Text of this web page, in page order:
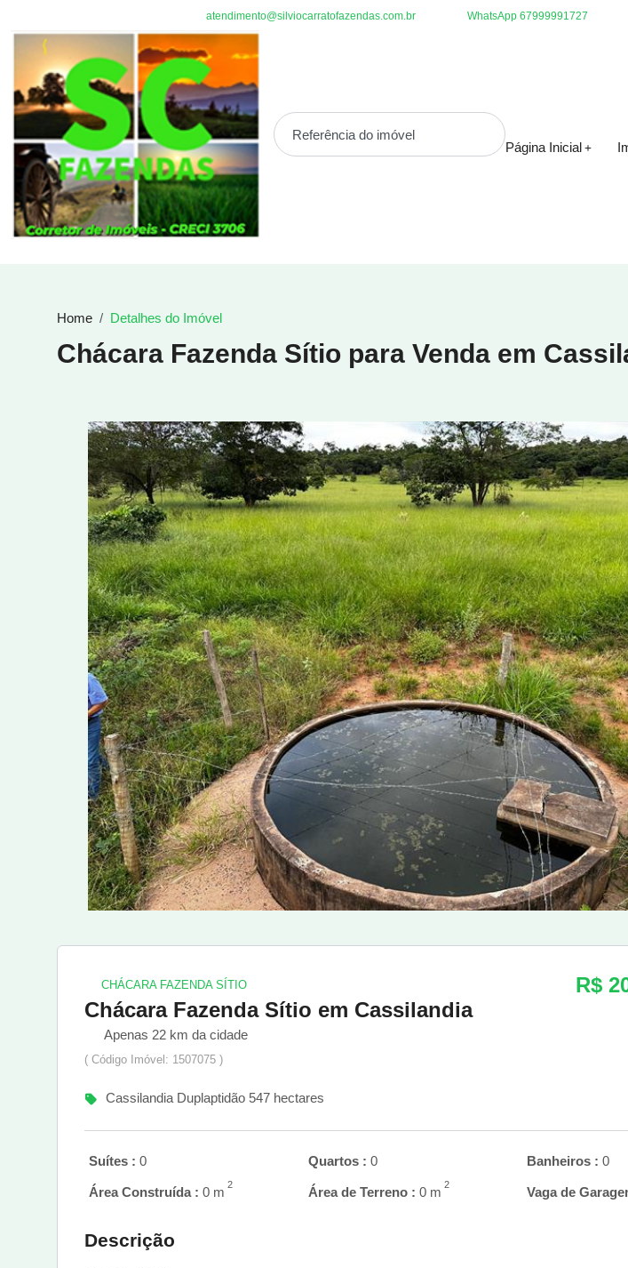
atendimento@silviocarratofazendas.com.br WhatsApp 67999991727
Página Inicial
Home Detalhes do Imóvel
Chácara Fazenda Sítio para Venda em
CHÁCARA FAZENDA SÍTIO
Chácara Fazenda Sítio em Cassilandia
Apenas 22 km da cidade
( Código Imóvel: 1507075 )
R$
Cassilandia Duplaptidão 547 hectares
Suítes : 0 Quartos : 0 Banheiros : 0
Área Construída : 0 m 2 Área de Terreno : 0 m 2 Vaga de
Descrição